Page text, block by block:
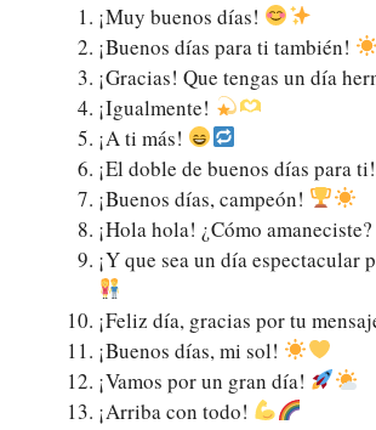
¡Muy buenos días!
¡Buenos días para ti también!
¡Gracias! Que tengas un día
¡Igualmente!
¡A ti más!
¡El doble de buenos días para ti!
¡Buenos días, campeón!
¡Hola hola! ¿Cómo amaneciste?
¡Y que sea un día espectacular
¡Feliz día, gracias por tu
¡Buenos días, mi sol!
¡Vamos por un gran día!
¡Arriba con todo!